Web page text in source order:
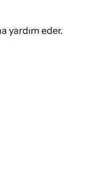
yardım eder.